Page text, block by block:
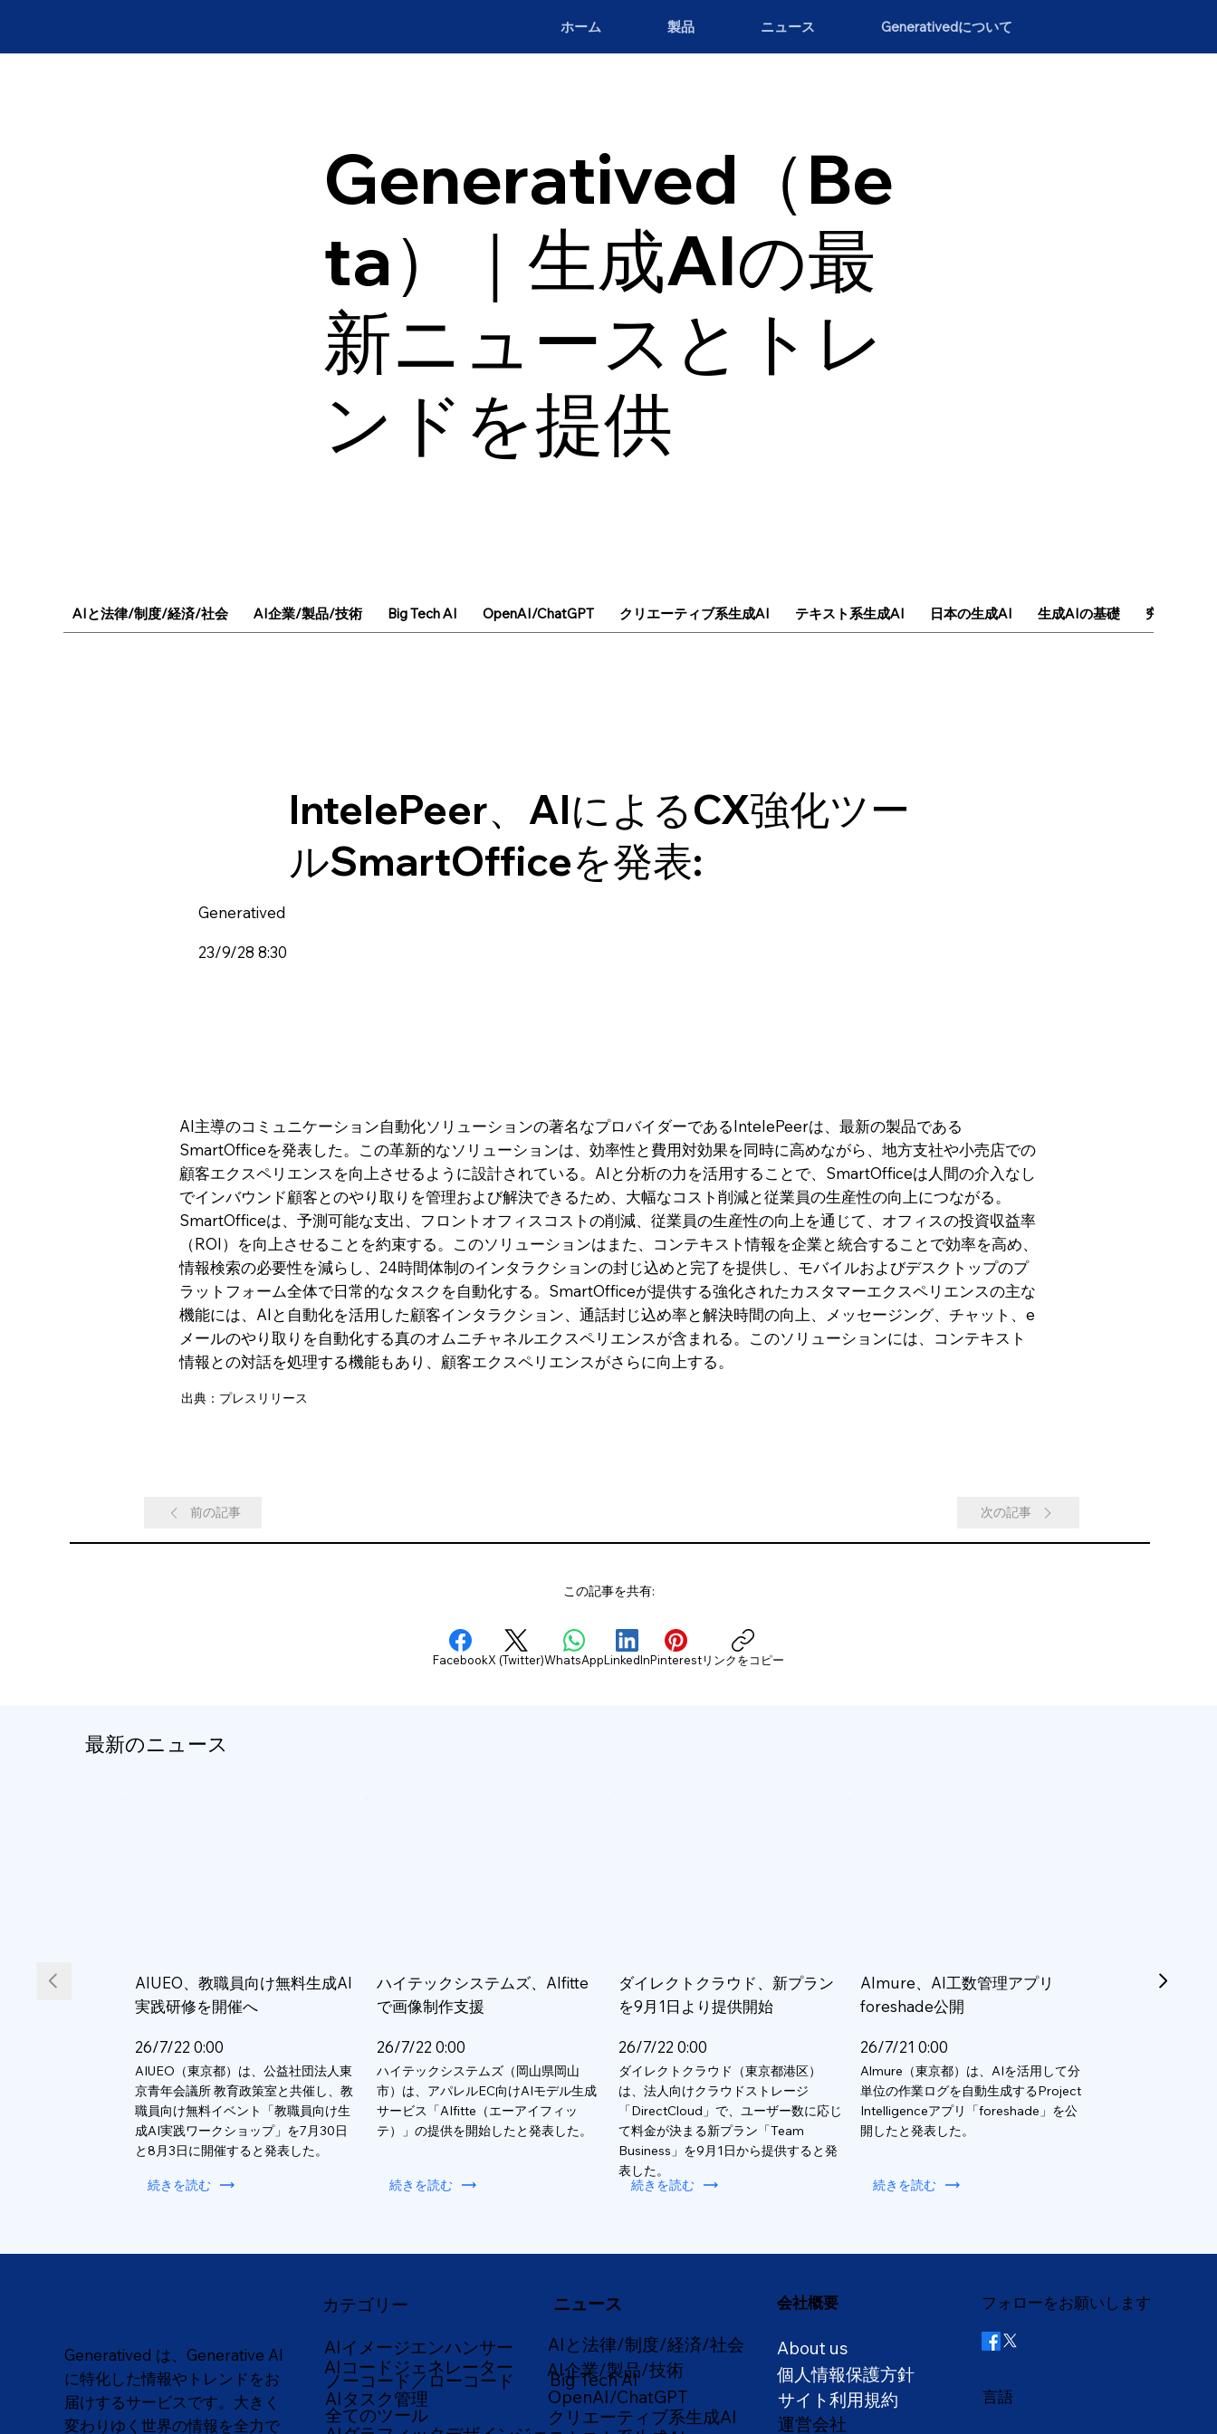
ホーム 製品 ニュース Generativedについて
Generatived（Be
ta）｜生成AIの最
新ニュースとトレ
ンドを提供
IntelePeer、AIによるCX強化ツー
ルSmartOfficeを発表:
Generatived
23/9/28 8:30
AI主導のコミュニケーション自動化ソリューションの著名なプロバイダーであるIntelePeerは、最新の製品である
SmartOfficeを発表した。この革新的なソリューションは、効率性と費用対効果を同時に高めながら、地方支社や小売店での
顧客エクスペリエンスを向上させるように設計されている。AIと分析の力を活用することで、SmartOfficeは人間の介入なし
でインバウンド顧客とのやり取りを管理および解決できるため、大幅なコスト削減と従業員の生産性の向上につながる。
SmartOfficeは、予測可能な支出、フロントオフィスコストの削減、従業員の生産性の向上を通じて、オフィスの投資収益率
（ROI）を向上させることを約束する。このソリューションはまた、コンテキスト情報を企業と統合することで効率を高め、
情報検索の必要性を減らし、24時間体制のインタラクションの封じ込めと完了を提供し、モバイルおよびデスクトップのプ
ラットフォーム全体で日常的なタスクを自動化する。SmartOfficeが提供する強化されたカスタマーエクスペリエンスの主な
機能には、AIと自動化を活用した顧客インタラクション、通話封じ込め率と解決時間の向上、メッセージング、チャット、e
メールのやり取りを自動化する真のオムニチャネルエクスペリエンスが含まれる。このソリューションには、コンテキスト
情報との対話を処理する機能もあり、顧客エクスペリエンスがさらに向上する。
出典：プレスリリース
前の記事 次の記事
この記事を共有:
FacebookX (Twitter)WhatsAppLinkedInPinterestリンクをコピー
最新のニュース
AIUEO、教職員向け無料生成AI
実践研修を開催へ
26/7/22 0:00
AIUEO（東京都）は、公益社団法人東
京青年会議所 教育政策室と共催し、教
職員向け無料イベント「教職員向け生
成AI実践ワークショップ」を7月30日
と8月3日に開催すると発表した。
続きを読む
ハイテックシステムズ、AIfitte
で画像制作支援
26/7/22 0:00
ハイテックシステムズ（岡山県岡山
市）は、アパレルEC向けAIモデル生成
サービス「AIfitte（エーアイフィッ
テ）」の提供を開始したと発表した。
続きを読む
ダイレクトクラウド、新プラン
を9月1日より提供開始
26/7/22 0:00
ダイレクトクラウド（東京都港区）
は、法人向けクラウドストレージ
「DirectCloud」で、ユーザー数に応じ
て料金が決まる新プラン「Team
Business」を9月1日から提供すると発
表した。
続きを読む
Almure、AI工数管理アプリ
foreshade公開
26/7/21 0:00
Almure（東京都）は、AIを活用して分
単位の作業ログを自動生成するProject
Intelligenceアプリ「foreshade」を公
開したと発表した。
続きを読む
AIと法律/制度/経済/社会 AI企業/製品/技術 Big Tech AI OpenAI/ChatGPT クリエーティブ系生成AI テキスト系生成AI 日本の生成AI 生成AIの基礎 究極のAI
カテゴリー
AIイメージエンハンサー
AIコードジェネレーター
AIタスク管理
ノーコード／ローコード
全てのツール
ニュース
AIと法律/制度/経済/社会
AI企業/製品/技術
Big Tech AI
OpenAI/ChatGPT
クリエーティブ系生成AI
会社概要
About us
個人情報保護方針
サイト利用規約
運営会社
フォローをお願いします
言語
Generatived は、Generative AI
に特化した情報やトレンドをお
届けするサービスです。大きく
変わりゆく世界の情報を全力で